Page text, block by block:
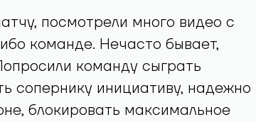
посмотрели много видео с
команде. Нечасто бывает,
команду сыграть
сопернику инициативу, надежно
блокировать максимальное